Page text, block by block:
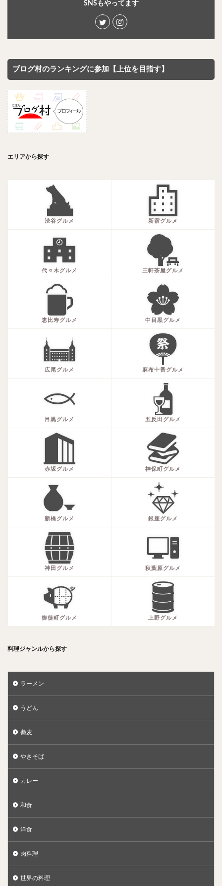
SNSもやってます
ブログ村のランキングに参加【上位を目指す】
エリアから探す
渋谷グルメ 新宿グルメ
代々木グルメ 三軒茶屋グルメ
恵比寿グルメ 中目黒グルメ
広尾グルメ 麻布十番グルメ
目黒グルメ 五反田グルメ
赤坂グルメ 神保町グルメ
新橋グルメ 銀座グルメ
神田グルメ 秋葉原グルメ
御徒町グルメ 上野グルメ
料理ジャンルから探す
ラーメン
うどん
蕎麦
やきそば
カレー
和食
洋食
肉料理
世界の料理